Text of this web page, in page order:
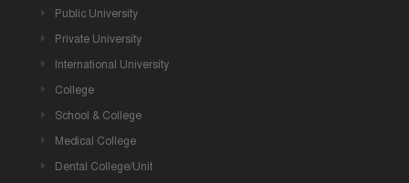
Public University
Private University
International University
College
School & College
Medical College
Dental College/Unit